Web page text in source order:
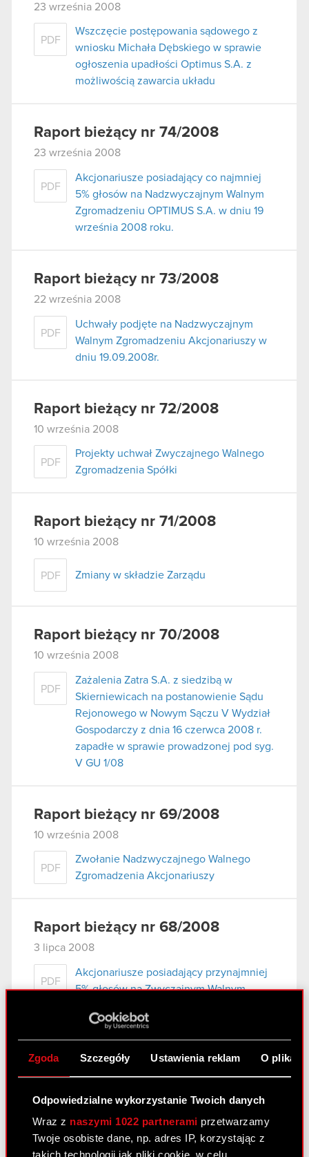
Zgoda Szczegóły Ustawienia reklam O
Odpowiedzialne wykorzystanie Twoich danych
Wraz z naszymi 1022 partnerami przetwarzamy
Twoje osobiste dane, np. adres IP, korzystając z
23 września 2008
PDF
Wszczęcie postępowania sądowego z
wniosku Michała Dębskiego w sprawie
ogłoszenia upadłości Optimus S.A. z
możliwością zawarcia układu
Raport bieżący nr 74/2008
23 września 2008
PDF
Akcjonariusze posiadający co najmniej
5% głosów na Nadzwyczajnym Walnym
Zgromadzeniu OPTIMUS S.A. w dniu 19
września 2008 roku.
Raport bieżący nr 73/2008
22 września 2008
PDF
Uchwały podjęte na Nadzwyczajnym
Walnym Zgromadzeniu Akcjonariuszy w
dniu 19.09.2008r.
Raport bieżący nr 72/2008
10 września 2008
PDF
Projekty uchwał Zwyczajnego Walnego
Zgromadzenia Spółki
Raport bieżący nr 71/2008
10 września 2008
PDF Zmiany w składzie Zarządu
Raport bieżący nr 70/2008
10 września 2008
PDF
Zażalenia Zatra S.A. z siedzibą w
Skierniewicach na postanowienie Sądu
Rejonowego w Nowym Sączu V Wydział
Gospodarczy z dnia 16 czerwca 2008 r.
zapadłe w sprawie prowadzonej pod syg.
V GU 1/08
Raport bieżący nr 69/2008
10 września 2008
PDF
Zwołanie Nadzwyczajnego Walnego
Zgromadzenia Akcjonariuszy
Raport bieżący nr 68/2008
3 lipca 2008
PDF
Akcjonariusze posiadający przynajmniej
5% głosów na Zwyczajnym Walnym
czerwca 2008 r.
Raport bieżący nr 67/2008
2 lipca 2008
PDF Odwołanie Prokurenta samoistnego